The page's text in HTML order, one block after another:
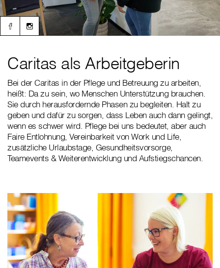
Caritas als Arbeitgeberin
Bei der Caritas in der Pflege und Betreuung zu arbeiten,
heißt: Da zu sein, wo Menschen Unterstützung brauchen.
Sie durch herausfordernde Phasen zu begleiten. Halt zu
geben und dafür zu sorgen, dass Leben auch dann gelingt,
wenn es schwer wird. Pflege bei uns bedeutet, aber auch
Faire Entlohnung, Vereinbarkeit von Work und Life,
zusätzliche Urlaubstage, Gesundheitsvorsorge,
Teamevents & Weiterentwicklung und Aufstiegschancen.